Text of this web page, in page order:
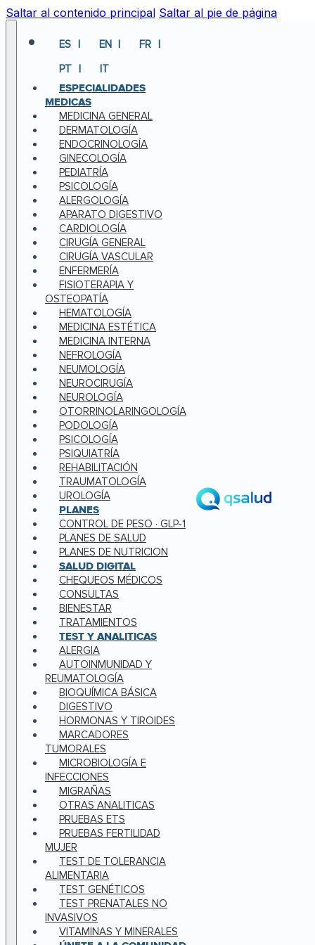
Saltar al contenido principal Saltar al pie de página
ES EN
FR
PT
IT
ESPECIALIDADES
MEDICAS
MEDICINA GENERAL
DERMATOLOGÍA
ENDOCRINOLOGÍA
GINECOLOGÍA
PEDIATRÍA
PSICOLOGÍA
ALERGOLOGÍA
APARATO DIGESTIVO
CARDIOLOGÍA
CIRUGÍA GENERAL
CIRUGÍA VASCULAR
ENFERMERÍA
FISIOTERAPIA Y
OSTEOPATÍA
HEMATOLOGÍA
MEDICINA ESTÉTICA
MEDICINA INTERNA
NEFROLOGÍA
NEUMOLOGÍA
NEUROCIRUGÍA
NEUROLOGÍA
OTORRINOLARINGOLOGÍA
PODOLOGÍA
PSICOLOGÍA
PSIQUIATRÍA
REHABILITACIÓN
TRAUMATOLOGÍA
UROLOGÍA
PLANES
CONTROL DE PESO · GLP-1
PLANES DE SALUD
PLANES DE NUTRICION
SALUD DIGITAL
CHEQUEOS MÉDICOS
CONSULTAS
BIENESTAR
TRATAMIENTOS
TEST Y ANALITICAS
ALERGIA
AUTOINMUNIDAD Y
REUMATOLOGÍA
BIOQUÍMICA BÁSICA
DIGESTIVO
HORMONAS Y TIROIDES
MARCADORES
TUMORALES
MICROBIOLOGÍA E
INFECCIONES
MIGRAÑAS
OTRAS ANALITICAS
PRUEBAS ETS
PRUEBAS FERTILIDAD
MUJER
TEST DE TOLERANCIA
ALIMENTARIA
TEST GENÉTICOS
TEST PRENATALES NO
INVASIVOS
VITAMINAS Y MINERALES